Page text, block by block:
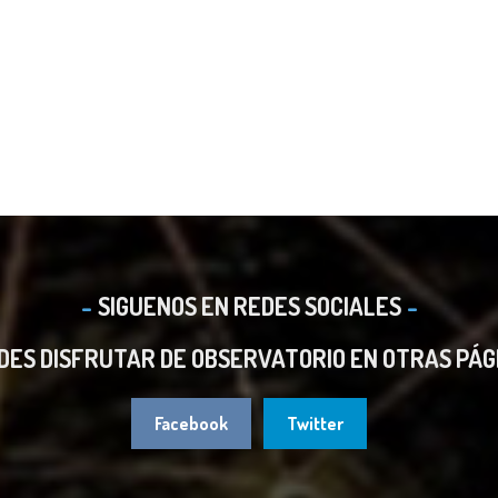
SIGUENOS EN REDES SOCIALES
DISFRUTAR DE OBSERVATORIO EN OTRAS
Facebook Twitter